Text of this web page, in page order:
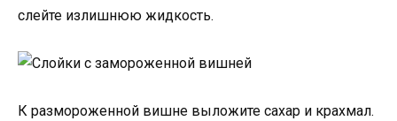
слейте излишнюю жидкость.
К размороженной вишне выложите сахар и крахмал.